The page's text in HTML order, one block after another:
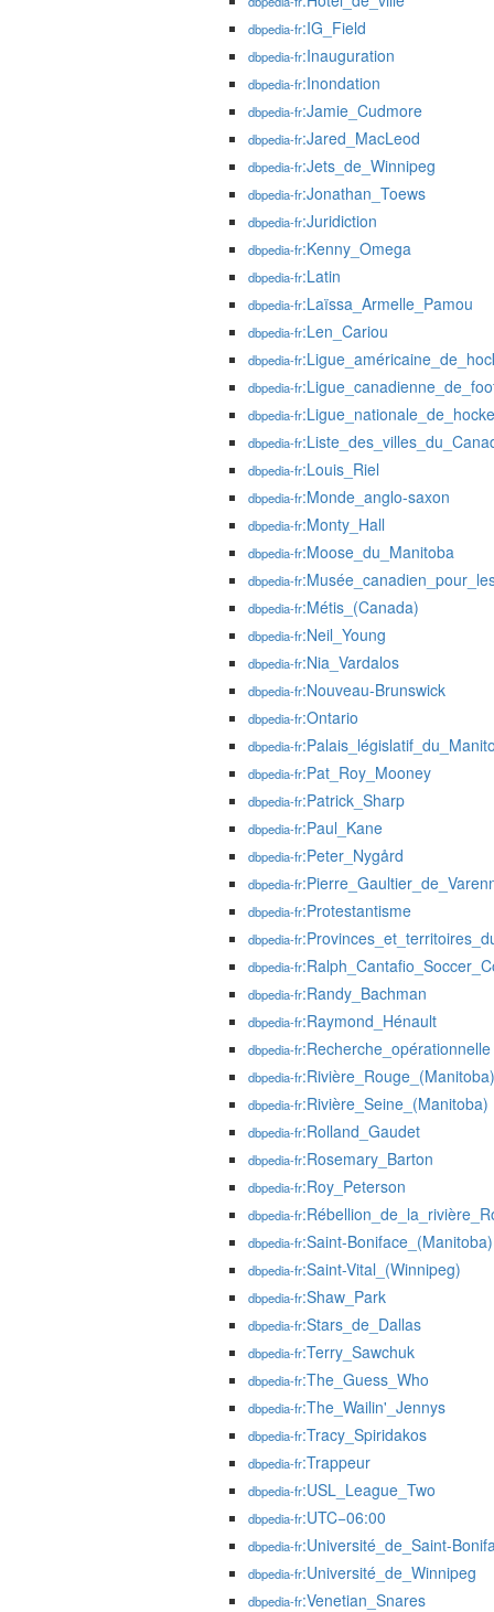
dbpedia-fr:IG_Field
dbpedia-fr:Inauguration
dbpedia-fr:Inondation
dbpedia-fr:Jamie_Cudmore
dbpedia-fr:Jared_MacLeod
dbpedia-fr:Jets_de_Winnipeg
dbpedia-fr:Jonathan_Toews
dbpedia-fr:Juridiction
dbpedia-fr:Kenny_Omega
dbpedia-fr:Latin
dbpedia-fr:Laïssa_Armelle_Pamou
dbpedia-fr:Len_Cariou
dbpedia-fr
dbpedia-fr
dbpedia-fr
dbpedia-fr
dbpedia-fr:Louis_Riel
dbpedia-fr:Monde_anglo-saxon
dbpedia-fr:Monty_Hall
dbpedia-fr:Moose_du_Manitoba
dbpedia-fr
dbpedia-fr:Métis_(Canada)
dbpedia-fr:Neil_Young
dbpedia-fr:Nia_Vardalos
dbpedia-fr:Nouveau-Brunswick
dbpedia-fr:Ontario
dbpedia-fr
dbpedia-fr:Pat_Roy_Mooney
dbpedia-fr:Patrick_Sharp
dbpedia-fr:Paul_Kane
dbpedia-fr:Peter_Nygård
dbpedia-fr
dbpedia-fr:Protestantisme
dbpedia-fr
dbpedia-fr
dbpedia-fr:Randy_Bachman
dbpedia-fr:Raymond_Hénault
dbpedia-fr:Recherche_opérationnelle
dbpedia-fr:Rivière_Rouge_(Manitoba)
dbpedia-fr:Rivière_Seine_(Manitoba)
dbpedia-fr:Rolland_Gaudet
dbpedia-fr:Rosemary_Barton
dbpedia-fr:Roy_Peterson
dbpedia-fr
dbpedia-fr:Saint-Boniface_(Manitoba)
dbpedia-fr:Saint-Vital_(Winnipeg)
dbpedia-fr:Shaw_Park
dbpedia-fr:Stars_de_Dallas
dbpedia-fr:Terry_Sawchuk
dbpedia-fr:The_Guess_Who
dbpedia-fr:The_Wailin'_Jennys
dbpedia-fr:Tracy_Spiridakos
dbpedia-fr:Trappeur
dbpedia-fr:USL_League_Two
dbpedia-fr:UTC−06:00
dbpedia-fr:Université_de_Saint-
dbpedia-fr:Université_de_Winnipeg
dbpedia-fr:Venetian_Snares